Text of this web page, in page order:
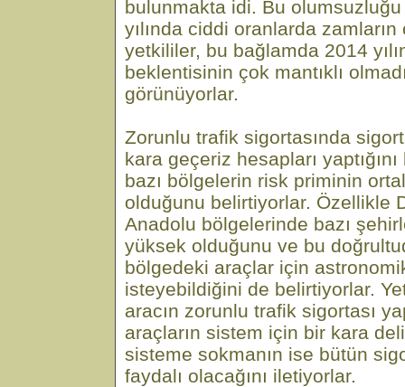
bulunmakta idi. Bu
yılında ciddi oranlarda
yetkililer, bu bağlamda 2014
beklentisinin çok mantıklı
görünüyorlar.
Zorunlu trafik sigortasında
kara geçeriz hesapları
bazı bölgelerin risk priminin
olduğunu belirtiyorlar. Özellikle
Anadolu bölgelerinde bazı
yüksek olduğunu ve bu
bölgedeki araçlar için
isteyebildiğini de belirtiyorlar.
aracın zorunlu trafik sigortası
araçların sistem için bir kara
sisteme sokmanın ise bütün
faydalı olacağını iletiyorlar.